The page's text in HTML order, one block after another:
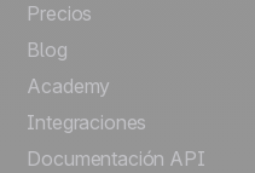
Português
Italiano
Precios
Blog
Academy
Integraciones
Documentación API